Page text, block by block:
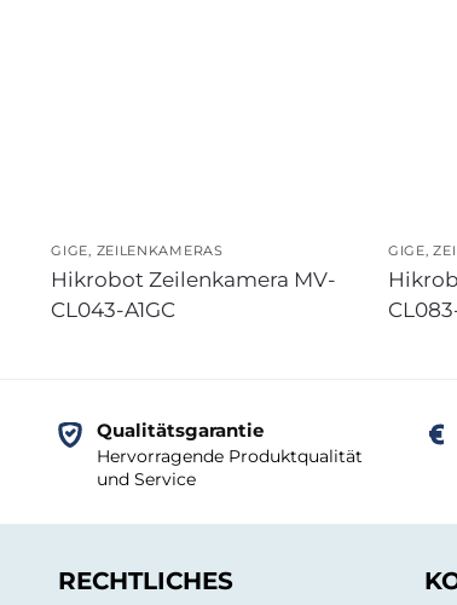
GIGE ZEILENKAMERAS
Hikrobot Zeilenkamera MV-
CL043-A1GC
GIGE ,
Qualitätsgarantie
Hervorragende Produktqualität
und Service
RECHTLICHES